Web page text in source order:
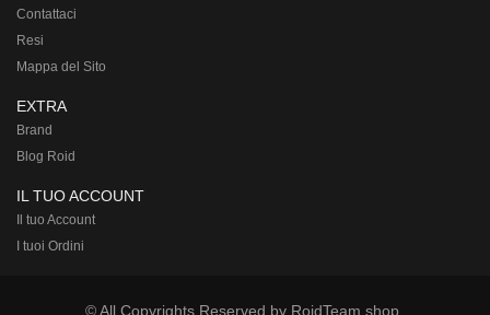
Contattaci
Resi
Mappa del Sito
EXTRA
Brand
Blog Roid
IL TUO ACCOUNT
Il tuo Account
I tuoi Ordini
© All Copyrights Reserved by RoidTeam.shop